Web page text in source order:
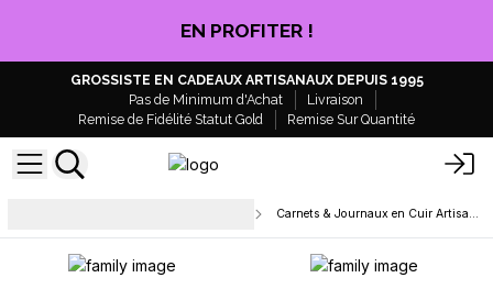
CLIQUEZ ICI
GROSSISTE EN CADEAUX ARTISANAUX DEPUIS 1995
Pas de Minimum d'Achat
Livraison
Remise de Fidélité Statut Gold
Remise Sur Quantité
Carnets & Journaux en Cuir Artisanaux